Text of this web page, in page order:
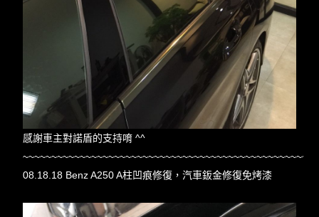
感謝車主對諾盾的支持唷 ^^
~~~~~~~~~~~~~~~~~~~~~~~~~~~~~~~~~~~~~~~~~~~~~~~~~~~~
08.18.18 Benz A250 A柱凹痕修復，汽車鈑金修復免烤漆